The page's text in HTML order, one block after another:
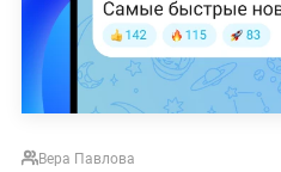
Вера Павлова